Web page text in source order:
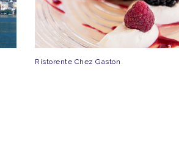
Ristorente Chez Gaston